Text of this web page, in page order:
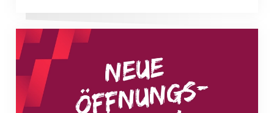
Neue Empfangszeiten ab 1. August 2026